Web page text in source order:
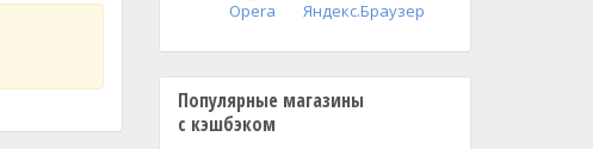
Opera Яндекс.Браузер
Популярные магазины
с кэшбэком